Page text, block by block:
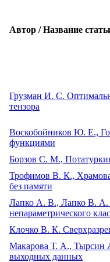
Автор / Название
Грузман И. С.
тензора
Воскобойников Ю. Е.,
функциями
Борзов С. М.,
Трофимов В. К.,
без памяти
Лапко А. В., Лапко В. А.
непараметрического
Клочко В. К.
Макарова Т. А., Тырсин
выходных данных